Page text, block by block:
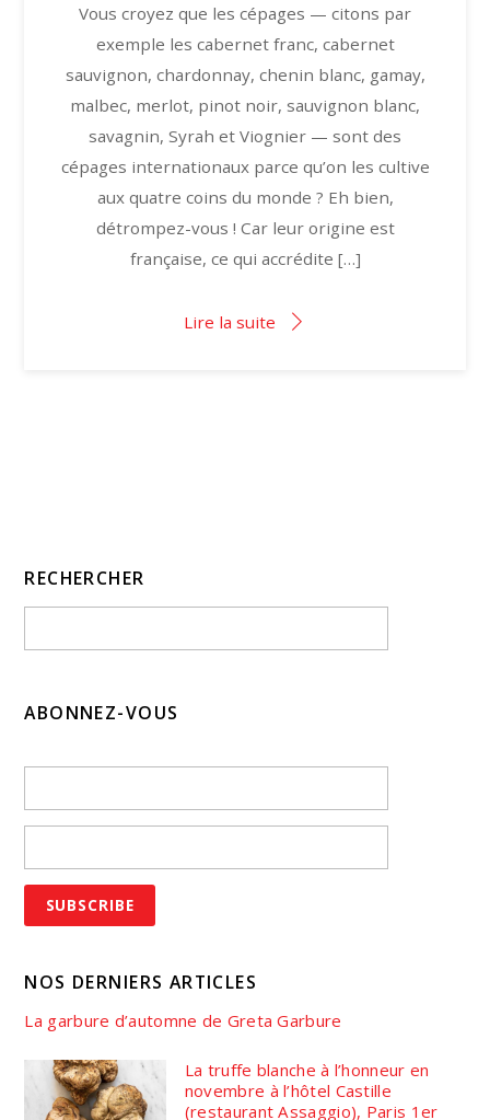
Vous croyez que les cépages — citons par
exemple les cabernet franc, cabernet
sauvignon, chardonnay, chenin blanc, gamay,
malbec, merlot, pinot noir, sauvignon blanc,
savagnin, Syrah et Viognier — sont des
cépages internationaux parce qu’on les cultive
aux quatre coins du monde ? Eh bien,
détrompez-vous ! Car leur origine est
française, ce qui accrédite […]
Lire la suite
RECHERCHER
ABONNEZ-VOUS
NOS DERNIERS ARTICLES
La garbure d’automne de Greta Garbure
La truffe blanche à l’honneur en
novembre à l’hôtel Castille
(restaurant Assaggio), Paris 1er